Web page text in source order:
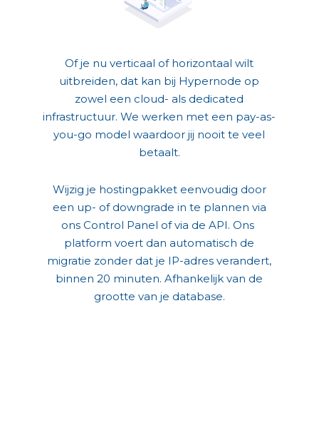
Of je nu verticaal of horizontaal wilt
uitbreiden, dat kan bij Hypernode op
zowel een cloud- als dedicated
infrastructuur. We werken met een pay-as-
you-go model waardoor jij nooit te veel
betaalt.
Wijzig je hostingpakket eenvoudig door
een up- of downgrade in te plannen via
ons Control Panel of via de API. Ons
platform voert dan automatisch de
migratie zonder dat je IP-adres verandert,
binnen 20 minuten. Afhankelijk van de
grootte van je database.